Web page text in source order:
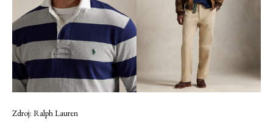
Zdroj: Ralph Lauren